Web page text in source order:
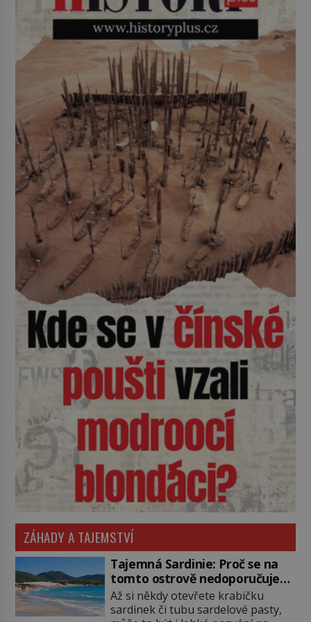
ZÁHADY A TAJEMSTVÍ
Tajemná Sardinie: Proč se na
tomto ostrově nedoporučuje
pytlovat „mořské brambory“?
Až si někdy otevřete krabičku
sardinek či tubu sardelové pasty,